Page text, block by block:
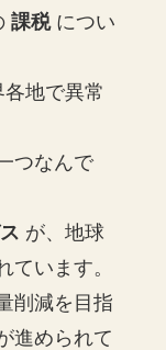
課税につい
地で異常
つなんで
が、地球
ています。
削減を目指
進められて